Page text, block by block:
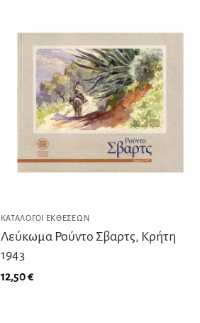
ΚΑΤΆΛΟΓΟΙ ΕΚΘΈΣΕΩΝ
Λεύκωμα Ρούντο Σβαρτς, Κρήτη
1943
12,50€